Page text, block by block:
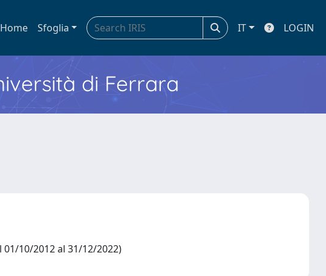
Home Sfoglia IT LOGIN
di Ferrara
10/2012 al 31/12/2022)